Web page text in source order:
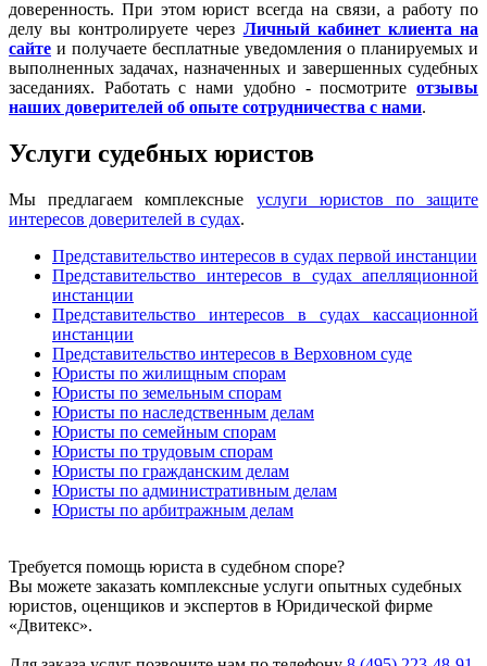
доверенность. При этом юрист всегда на связи, а работу по
делу вы контролируете через Личный кабинет клиента на
сайте и получаете бесплатные уведомления о планируемых и
выполненных задачах, назначенных и завершенных судебных
заседаниях. Работать с нами удобно - посмотрите отзывы
наших доверителей об опыте сотрудничества с нами.
Услуги судебных юристов
Мы предлагаем комплексные услуги юристов по защите
интересов доверителей в судах.
Представительство интересов в судах первой инстанции
Представительство интересов в судах апелляционной
инстанции
Представительство интересов в судах кассационной
инстанции
Представительство интересов в Верховном суде
Юристы по жилищным спорам
Юристы по земельным спорам
Юристы по наследственным делам
Юристы по семейным спорам
Юристы по трудовым спорам
Юристы по гражданским делам
Юристы по административным делам
Юристы по арбитражным делам
Требуется помощь юриста в судебном споре?
Вы можете заказать комплексные услуги опытных судебных
юристов, оценщиков и экспертов в Юридической фирме
«Двитекс».